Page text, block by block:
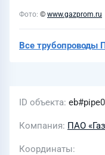
Фото © www.gazprom.ru
Все трубопроводы
ID объекта
Компания ПАО
Координаты